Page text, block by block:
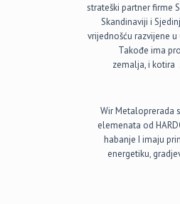
strateški partner firme
Skandinaviji i
vrijednošću razvijene
Takođe ima
zemalja, i kotira
Wir Metaloprerada
elemenata od
habanje I imaju
energetiku,